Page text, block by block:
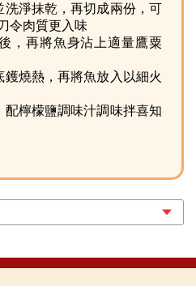
淨抹乾，再切成兩份，可
令肉質更入味
，再將魚身沾上適量鷹粟
燒熱，再將魚放入以細火
檸檬鹽調味汁調味拌喜知